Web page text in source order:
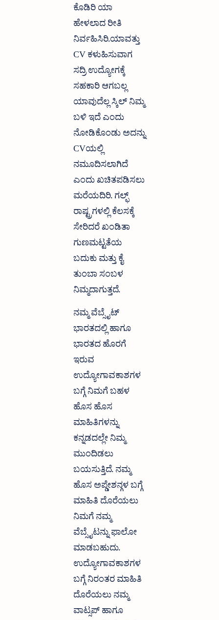
ಕೊಡಿರಿ ಯಾ
ಹೇಳಲಾದ ರೀತಿ
ನಿರ್ವಹಿಸಿರಿ.ಯಾವತ್ತು
CV ಕಳುಹಿಸುವಾಗ
ಸದ್ರಿ ಉದ್ಯೋಗಕ್ಕೆ
ಸಹಕಾರಿ ಆಗಬಲ್ಲ
ಯಾವುದೆಲ್ಲ ಸ್ಕಿಲ್ ನಿಮ್ಮ
ಬಳಿ ಇದೆ ಎಂದು
ನೋಡಿಕೊಂಡು ಅದನ್ನು
CVಯಲ್ಲಿ
ನಮೂದಿಸಲಾಗಿದೆ
ಎಂದು ಖಚಿತಪಡಿಸಲು
ಮರೆಯದಿರಿ. ಗಲ್ಫ್
ರಾಷ್ಟ್ರಗಳಲ್ಲಿ ಕೆಲಸಕ್ಕೆ
ಸೇರಿದರೆ ಖಂಡಿತಾ
ಗುಣಮಟ್ಟತೆಯ
ಬದುಕು ಮತ್ತು ಕೈ
ತುಂಬಾ ಸಂಬಳ
ನಿಮ್ಮದಾಗುತ್ತದೆ.
ನಮ್ಮ ವೆಬ್ಸೈಟ್
ಭಾರತದಲ್ಲಿ ಹಾಗೂ
ಭಾರತದ ಹೊರಗೆ
ಇರುವ
ಉದ್ಯೋಗಾವಕಾಶಗಳ
ಬಗ್ಗೆ ನಿಮಗೆ ಬಹಳ
ಹೊಸ ಹೊಸ
ಮಾಹಿತಿಗಳನ್ನು
ಕನ್ನಡದಲ್ಲೇ ನಿಮ್ಮ
ಮುಂದಿಡಲು
ಬಯಸುತ್ತಿದೆ. ನಮ್ಮ
ಹೊಸ ಅಪ್ಡೇಶನ್ಗಳ ಬಗ್ಗೆ
ಮಾಹಿತಿ ದೊರೆಯಲು
ನಿಮಗೆ ನಮ್ಮ
ವೆಬ್ಸೈಟನ್ನು ಫಾಲೋ
ಮಾಡಬಹುದು.
ಉದ್ಯೋಗಾವಕಾಶಗಳ
ಬಗ್ಗೆ ನಿರಂತರ ಮಾಹಿತಿ
ದೊರೆಯಲು ನಮ್ಮ
ವಾಟ್ಸಪ್ ಹಾಗೂ